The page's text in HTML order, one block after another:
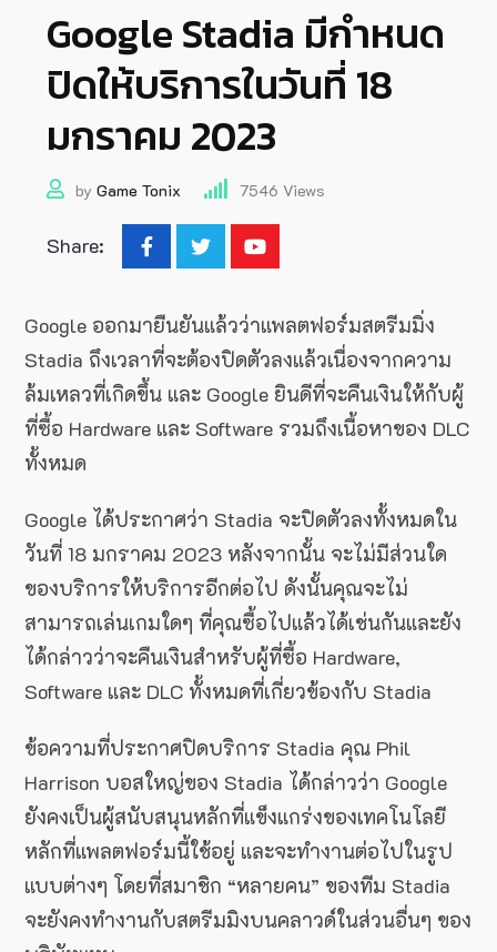
Google Stadia มีกำหนด
ปิดให้บริการในวันที่ 18
มกราคม 2023
by Game Tonix 7546 Views
Share:
Google ออกมายืนยันแล้วว่าแพลตฟอร์มสตรีมมิ่ง
Stadia ถึงเวลาที่จะต้องปิดตัวลงแล้วเนื่องจากความ
ล้มเหลวที่เกิดขึ้น และ Google ยินดีที่จะคืนเงินให้กับผู้
ที่ซื้อ Hardware และ Software รวมถึงเนื้อหาของ DLC
ทั้งหมด
Google ได้ประกาศว่า Stadia จะปิดตัวลงทั้งหมดใน
วันที่ 18 มกราคม 2023 หลังจากนั้น จะไม่มีส่วนใด
ของบริการให้บริการอีกต่อไป ดังนั้นคุณจะไม่
สามารถเล่นเกมใดๆ ที่คุณซื้อไปแล้วได้เช่นกันและยัง
ได้กล่าวว่าจะคืนเงินสำหรับผู้ที่ซื้อ Hardware,
Software และ DLC ทั้งหมดที่เกี่ยวข้องกับ Stadia
ข้อความที่ประกาศปิดบริการ Stadia คุณ Phil
Harrison บอสใหญ่ของ Stadia ได้กล่าวว่า Google
ยังคงเป็นผู้สนับสนุนหลักที่แข็งแกร่งของเทคโนโลยี
หลักที่แพลตฟอร์มนี้ใช้อยู่ และจะทำงานต่อไปในรูป
แบบต่างๆ โดยที่สมาชิก “หลายคน” ของทีม Stadia
จะยังคงทำงานกับสตรีมมิงบนคลาวด์ในส่วนอื่นๆ ของ